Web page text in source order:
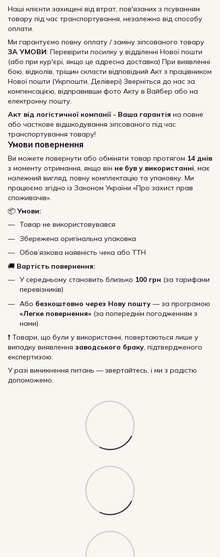
Наші клієнти захищені від втрат, пов'язаних з псуванням
товару під час транспортування, незалежно від способу
оплати.
Ми гарантуємо повну оплату / заміну зіпсованого товару
ЗА УМОВИ: Перевірити посилку у відділенні Нової пошти
(або при кур'єрі, якщо це адресна доставка) При виявленні
бою, відколів, тріщин скласти відповідний Акт з працівником
Нової пошти (Укрпошти, Делівері) Зверніться до нас за
компенсацією, відправивши фото Акту в Вайбер або на
електронну пошту.
Акт від логістичної компанії - Ваша гарантія на повне
або часткове відшкодування зіпсованого під час
транспортування товару!
Умови повернення
Ви можете повернути або обміняти товар протягом 14 днів
з моменту отримання, якщо він не був у використанні, має
належний вигляд, повну комплектацію та упаковку. Ми
працюємо згідно із Законом України «Про захист прав
споживачів».
📦 Умови:
Товар не використовувався
Збережена оригінальна упаковка
Обов’язкова наявність чека або ТТН
🚚 Вартість повернення:
У середньому становить близько 100 грн (за тарифами
перевізників)
Або безкоштовно через Нову пошту — за програмою
«Легке повернення» (за попереднім погодженням з
нами)
❗ Товари, що були у використанні, повертаються лише у
випадку виявлення заводського браку, підтвердженого
експертизою.
У разі виникнення питань — звертайтесь, і ми з радістю
допоможемо.